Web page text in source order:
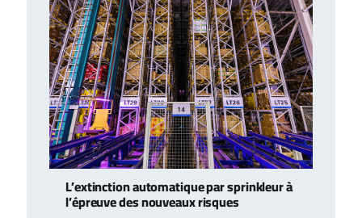
L’extinction automatique par sprinkleur à
l’épreuve des nouveaux risques